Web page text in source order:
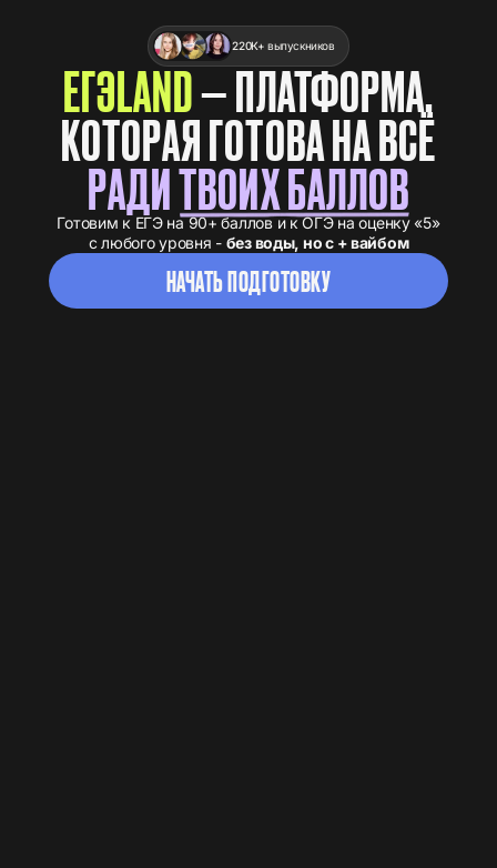
220К+ выпускников
ЕГЭLAND— ПЛАТФОРМА,
КОТОРАЯ ГОТОВА НА ВСЁ
РАДИТВОИХ БАЛЛОВ
Готовим к ЕГЭ на 90+ баллов и к ОГЭ на оценку «5»
с любого уровня - без воды, но с + вайбом
НАЧАТЬ ПОДГОТОВКУ